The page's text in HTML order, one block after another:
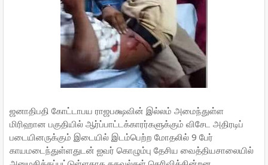
ஜனாதிபதி கோட்டாபய ராஜபக்ஷவின் இல்லம் அமைந்துள்ள
மிரிஹான பகுதியில் ஆர்ப்பாட்டக்காரர்களுக்கும் விசேட அதிரடிப்
படையினருக்கும் இடையில் இடம்பெற்ற மோதலில் 9 பேர்
காயமடைந்துள்ளதுடன் ஐவர் கொழும்பு தேசிய வைத்தியசாலையில்